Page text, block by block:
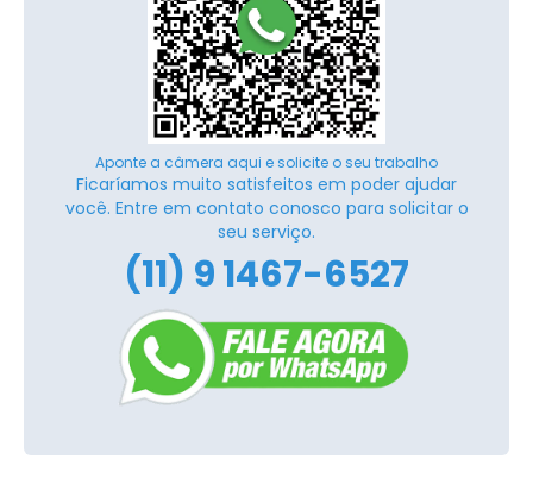
Aponte a câmera aqui e solicite o seu trabalho
Ficaríamos muito satisfeitos em poder ajudar
você. Entre em contato conosco para solicitar o
seu serviço.
(11) 9 1467-6527